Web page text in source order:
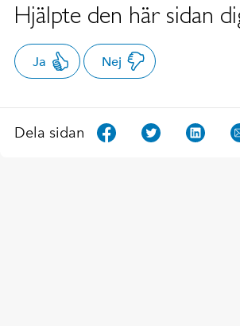
Hjälpte den här sidan
Ja Nej
Dela sidan